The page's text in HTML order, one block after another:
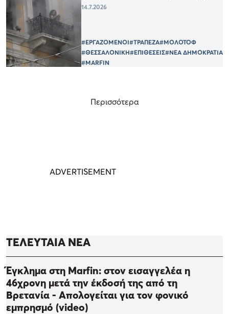
14.7.2026
#ΕΡΓΑΖΟΜΕΝΟΙ#ΤΡΑΠΕΖΑ#ΜΟΛΟΤΟΦ
#ΘΕΣΣΑΛΟΝΙΚΗ#ΕΠΙΘΕΣΕΙΣ#ΝΕΑ ΔΗΜΟΚΡΑΤΙΑ
#MARFIN
Περισσότερα
ΤΕΛΕΥΤΑΙΑ ΝΕΑ
Έγκλημα στη Marfin: στον εισαγγελέα η
46χρονη μετά την έκδοσή της από τη
Βρετανία - Απολογείται για τον φονικό
εμπρησμό (video)